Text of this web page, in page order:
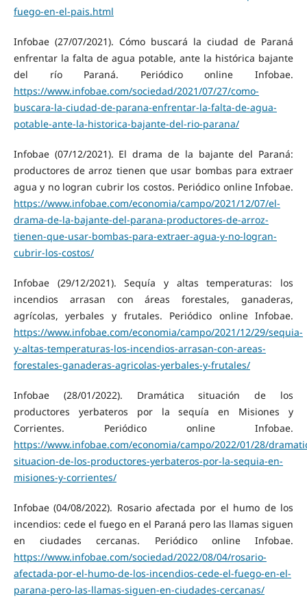
fuego-en-el-pais.html
Infobae (27/07/2021). Cómo buscará la ciudad de Paraná
enfrentar la falta de agua potable, ante la histórica bajante
del río Paraná. Periódico online Infobae.
https://www.infobae.com/sociedad/2021/07/27/como-
buscara-la-ciudad-de-parana-enfrentar-la-falta-de-agua-
potable-ante-la-historica-bajante-del-rio-parana/
Infobae (07/12/2021). El drama de la bajante del Paraná:
productores de arroz tienen que usar bombas para extraer
agua y no logran cubrir los costos. Periódico online Infobae.
https://www.infobae.com/economia/campo/2021/12/07/el-
drama-de-la-bajante-del-parana-productores-de-arroz-
tienen-que-usar-bombas-para-extraer-agua-y-no-logran-
cubrir-los-costos/
Infobae (29/12/2021). Sequía y altas temperaturas: los
incendios arrasan con áreas forestales, ganaderas,
agrícolas, yerbales y frutales. Periódico online Infobae.
https://www.infobae.com/economia/campo/2021/12/29/sequia-
y-altas-temperaturas-los-incendios-arrasan-con-areas-
forestales-ganaderas-agricolas-yerbales-y-frutales/
Infobae (28/01/2022). Dramática situación de los
productores yerbateros por la sequía en Misiones y
Corrientes. Periódico online Infobae.
https://www.infobae.com/economia/campo/2022/01/28/
situacion-de-los-productores-yerbateros-por-la-sequia-en-
misiones-y-corrientes/
Infobae (04/08/2022). Rosario afectada por el humo de los
incendios: cede el fuego en el Paraná pero las llamas siguen
en ciudades cercanas. Periódico online Infobae.
https://www.infobae.com/sociedad/2022/08/04/rosario-
afectada-por-el-humo-de-los-incendios-cede-el-fuego-en-el-
parana-pero-las-llamas-siguen-en-ciudades-cercanas/